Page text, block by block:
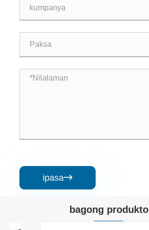
ipasa
bagong produkto